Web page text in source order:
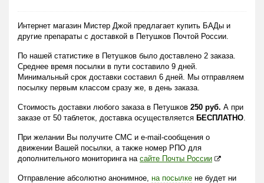
Интернет магазин Мистер Джой предлагает купить БАДы и
другие препараты с доставкой в Петушков Почтой России.
По нашей статистике в Петушков было доставлено 2 заказа.
Среднее время посылки в пути составило 9 дней.
Минимальный срок доставки составил 6 дней. Мы отправляем
посылку первым классом сразу же, в день заказа.
Стоимость доставки любого заказа в Петушков 250 руб. А при
заказе от 50 таблеток, доставка осуществляется БЕСПЛАТНО.
При желании Вы получите СМС и e-mail-сообщения о
движении Вашей посылки, а также номер РПО для
дополнительного мониторинга на сайте Почты России
Отправление абсолютно анонимное, на посылке не будет ни